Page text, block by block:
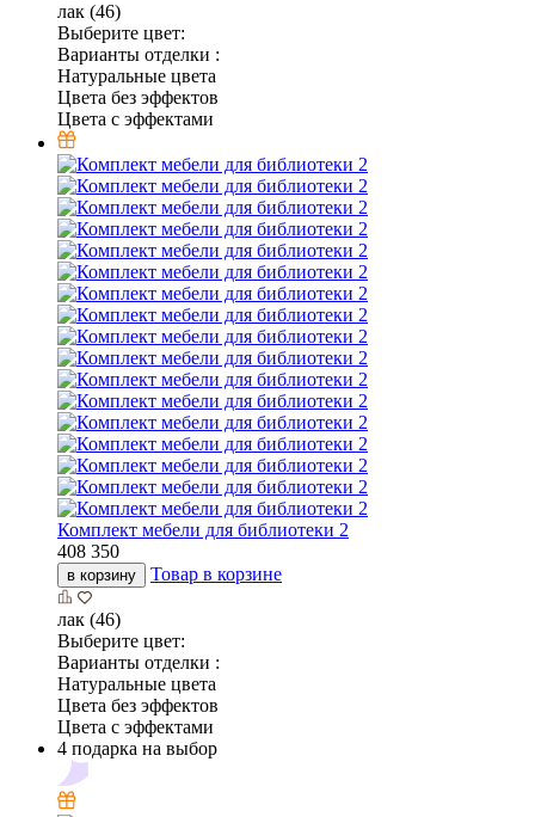
лак (46)
Выберите цвет:
Варианты отделки :
Натуральные цвета
Цвета без эффектов
Цвета с эффектами
Комплект мебели для библиотеки 2
408 350
в корзину Товар в корзине
лак (46)
Выберите цвет:
Варианты отделки :
Натуральные цвета
Цвета без эффектов
Цвета с эффектами
4 подарка на выбор